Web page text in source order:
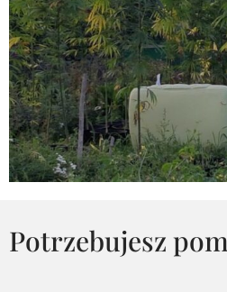
Potrzebujesz